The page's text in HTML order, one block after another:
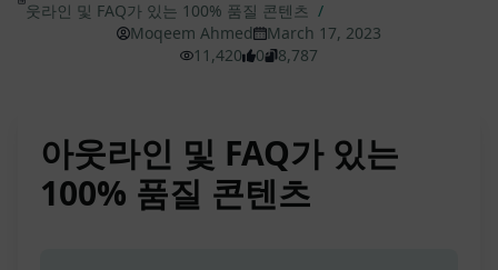
웃라인 및 FAQ가 있는 100% 품질 콘텐츠 /
Moqeem Ahmed
March 17, 2023
11,420
0 8,787
아웃라인 및 FAQ가 있는
100% 품질 콘텐츠